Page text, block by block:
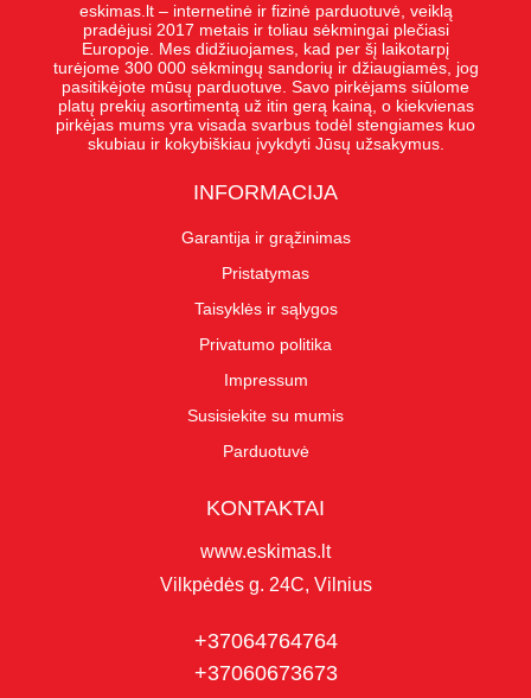
eskimas.lt – internetinė ir fizinė parduotuvė, veiklą
pradėjusi 2017 metais ir toliau sėkmingai plečiasi
Europoje. Mes didžiuojames, kad per šį laikotarpį
turėjome 300 000 sėkmingų sandorių ir džiaugiamės, jog
pasitikėjote mūsų parduotuve. Savo pirkėjams siūlome
platų prekių asortimentą už itin gerą kainą, o kiekvienas
pirkėjas mums yra visada svarbus todėl stengiames kuo
skubiau ir kokybiškiau įvykdyti Jūsų užsakymus.
INFORMACIJA
Garantija ir grąžinimas
Pristatymas
Taisyklės ir sąlygos
Privatumo politika
Impressum
Susisiekite su mumis
Parduotuvė
KONTAKTAI
www.eskimas.lt
Vilkpėdės g. 24C, Vilnius
+37064764764
+37060673673